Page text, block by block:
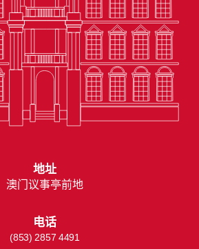
地址
澳门议事亭前地
电话
(853) 2857 4491